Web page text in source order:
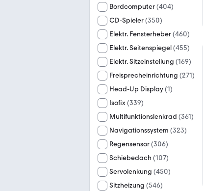
Bordcomputer(404)
CD-Spieler(350)
Elektr. Fensterheber(460)
Elektr. Seitenspiegel(455)
Elektr. Sitzeinstellung (169)
Freisprecheinrichtung (271)
Head-Up Display(1)
Isofix(339)
Multifunktionslenkrad (361)
Navigationssystem (323)
Regensensor(306)
Schiebedach (107)
Servolenkung (450)
Sitzheizung (546)